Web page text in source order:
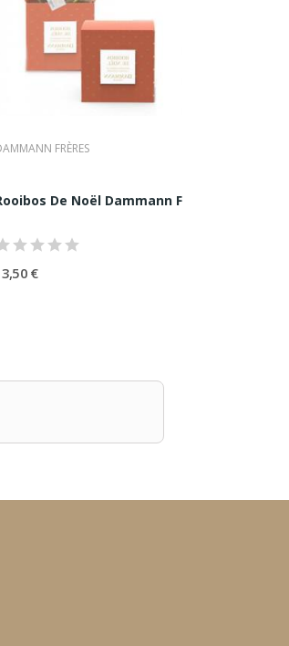
| Boite...
FRÈRES
De Noël Dammann Frères : 25
€